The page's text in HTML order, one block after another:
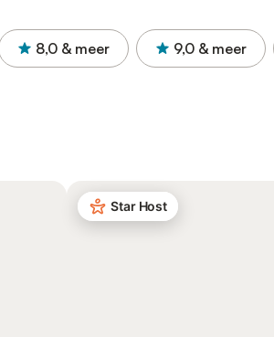
8,0 & meer 9,0 & meer
Star Host